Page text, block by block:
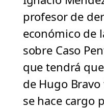
profesor de
económico de
sobre Caso
que tendrá
de Hugo
se hace cargo